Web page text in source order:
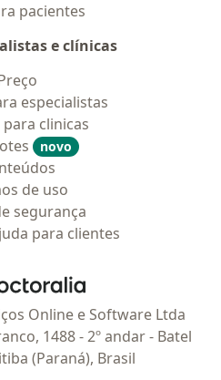
pacientes
e clínicas
especialistas
clinicas
novo
de uso
segurança
para clientes
Doctoralia - Homepage
Online e Software Ltda
1488 - 2º andar - Batel
(Paraná), Brasil